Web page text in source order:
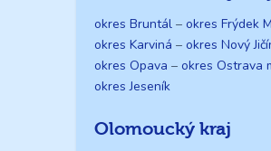
okres Bruntál – okres Frýdek
okres Karviná – okres Nový
okres Opava – okres Ostrava
okres Jeseník
Olomoucký kraj